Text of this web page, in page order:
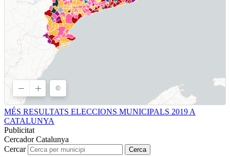
MÉS RESULTATS ELECCIONS MUNICIPALS 2019 A
CATALUNYA
Publicitat
Cercador Catalunya
Cercar
Cerca